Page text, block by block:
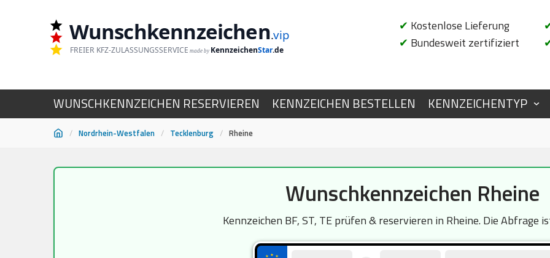
Wunschkennzeichen.vip
FREIER KFZ-ZULASSUNGSSERVICE made by KennzeichenStar.de
✔ Kostenlose Lieferung
✔ Bundesweit zertifiziert
WUNSCHKENNZEICHEN RESERVIEREN KENNZEICHEN BESTELLEN KENNZEICHENTYP
/ Nordrhein-Westfalen / Tecklenburg / Rheine
Wunschkennzeichen Rheine
Kennzeichen BF, ST, TE prüfen & reservieren in Rheine. Die Abfrage